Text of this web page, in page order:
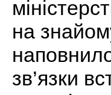
на
зв’язки